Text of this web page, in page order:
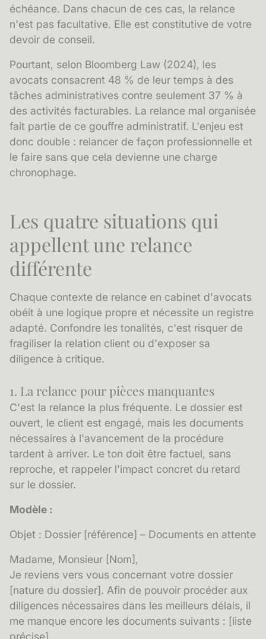
échéance. Dans chacun de ces cas, la relance
n'est pas facultative. Elle est constitutive de votre
devoir de conseil.
Pourtant, selon Bloomberg Law (2024), les
avocats consacrent 48 % de leur temps à des
tâches administratives contre seulement 37 % à
des activités facturables. La relance mal organisée
fait partie de ce gouffre administratif. L'enjeu est
donc double : relancer de façon professionnelle et
le faire sans que cela devienne une charge
chronophage.
Les quatre situations qui
appellent une relance
différente
Chaque contexte de relance en cabinet d'avocats
obéit à une logique propre et nécessite un registre
adapté. Confondre les tonalités, c'est risquer de
fragiliser la relation client ou d'exposer sa
diligence à critique.
1. La relance pour pièces manquantes
C'est la relance la plus fréquente. Le dossier est
ouvert, le client est engagé, mais les documents
nécessaires à l'avancement de la procédure
tardent à arriver. Le ton doit être factuel, sans
reproche, et rappeler l'impact concret du retard
sur le dossier.
Modèle :
Objet : Dossier [référence] – Documents en attente
Madame, Monsieur [Nom],
Je reviens vers vous concernant votre dossier
[nature du dossier]. Afin de pouvoir procéder aux
diligences nécessaires dans les meilleurs délais, il
me manque encore les documents suivants : [liste
précise].